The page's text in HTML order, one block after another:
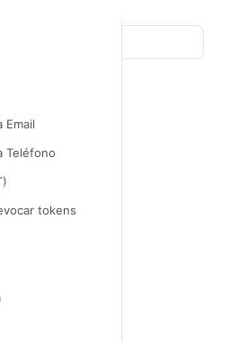
Email
Teléfono
tokens